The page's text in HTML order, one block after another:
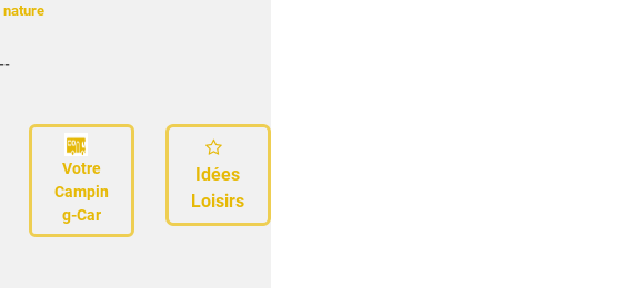
nature
Votre
Campin
g-Car
Idées
Loisirs